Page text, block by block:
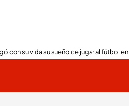
con su vida su sueño de jugar al fútbol